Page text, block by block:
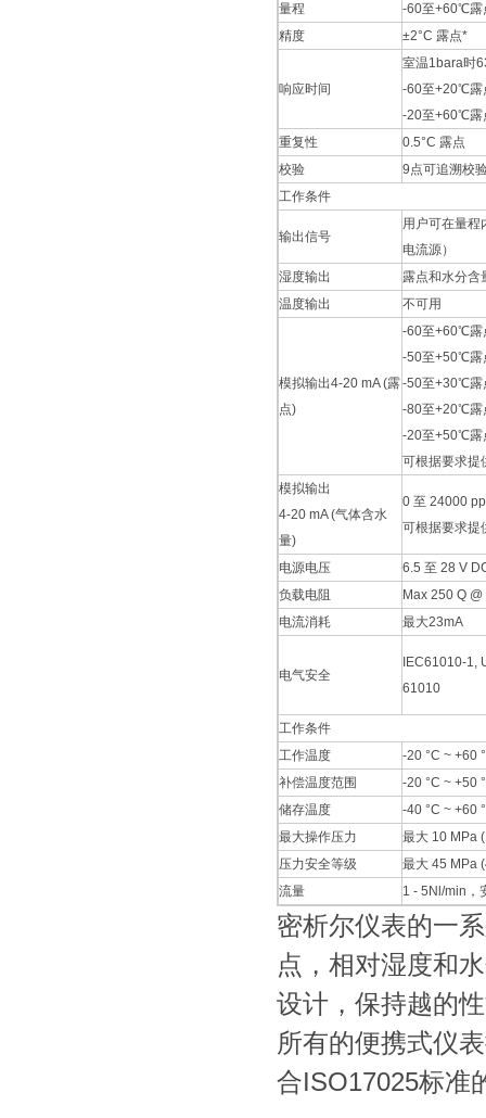
量程
-60至+60℃露
精度
±2°C 露点*
响应时间
室温1bara时
-60至+20℃露
-20至+60℃露
重复性
0.5°C 露点
校验
9点可追溯校
工作条件
输出信号
用户可在量程
电流源）
湿度输出
露点和水分含
温度输出
不可用
模拟输出4-20 mA (露
点)
-60至+60℃露
-50至+50℃露
-50至+30℃露
-80至+20℃露
-20至+50℃露
可根据要求提
模拟输出
4-20 mA (气体含水
量)
0 至 24000
可根据要求提
电源电压
6.5 至 28 V
负载电阻
Max 250 Q
电流消耗
最大23mA
电气安全
IEC61010-1,
61010
工作条件
工作温度
-20 °C ~ +60
补偿温度范围
-20 °C ~ +50
储存温度
-40 °C ~ +60
最大操作压力
最大 10 MPa
压力安全等级
最大 45 MPa
流量
1 - 5Nl/min，
密析尔仪表的一
点，相对湿度和
设计，保持越的
所有的便携式仪
合ISO17025标准